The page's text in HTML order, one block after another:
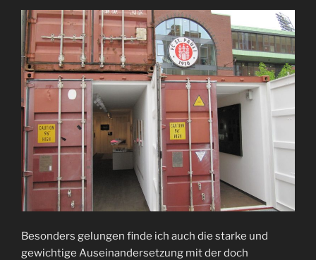
Besonders gelungen finde ich auch die starke und
gewichtige Auseinandersetzung mit der doch